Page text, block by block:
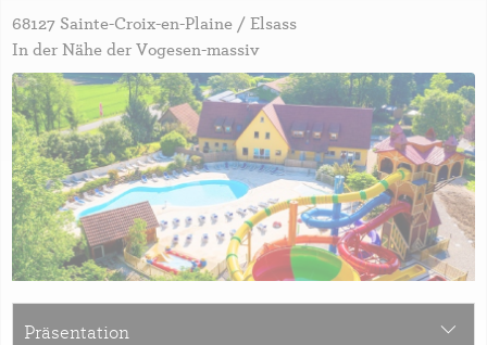
68127 Sainte-Croix-en-Plaine / Elsass
In der Nähe der Vogesen-massiv
Präsentation